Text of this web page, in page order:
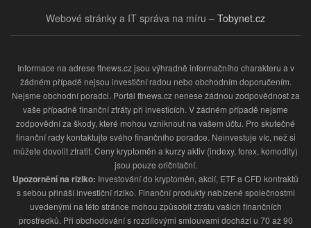
Webové stránky a IT správa na míru – Tobynet.cz
Informace na adrese ftnews.cz jsou výhradně informačního charakteru a v
žádném případě nejsou investiční radou nebo obchodním doporučením.
Nejsme obchodní poradci. Portál ftnews.cz nenese žádnou zodpovědnost za
vaše případně finanční ztráty při investicích. V žádném případě nejsme
zodpovědní za škody, které mohou vzniknout na vašem účtu. Pro skutečné
finanční rady kontaktujte svého finančního poradce. Neinvestuje víc, než si
můžete dovolit ztratit. Ceny kryptoměn a kurzy aktiv (indexy, forex, komodity)
jsou pouze oričntační.
Upozornění na riziko: Investování do kryptoměn, akcií, ETF a CFD kontraktů
s sebou přináší investiční riziko. Finanční produkty nabízené společnostmi
uvedenými na této stránce mohou způsobit ztrátu vašich finančních
prostředků. Při obchodování s rozdílovými smlouvami dochází u 70 až 90